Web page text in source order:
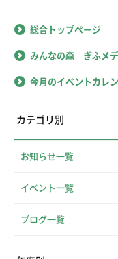
総合トップページ
みんなの森 ぎふメ
今月のイベントカレ
カテゴリ別
お知らせ一覧
イベント一覧
ブログ一覧